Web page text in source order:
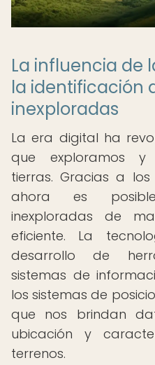
La influencia de
la identificación
inexploradas
La era digital ha
que exploramos y
tierras. Gracias a
ahora es
inexploradas de
eficiente. La
desarrollo de
sistemas de
los sistemas de
que nos brindan
ubicación y
terrenos.